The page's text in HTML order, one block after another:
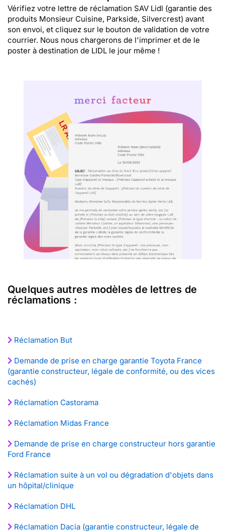
Vérifiez votre lettre de réclamation SAV Lidl (garantie des
produits Monsieur Cuisine, Parkside, Silvercrest) avant
son envoi, et cliquez sur le bouton de validation de votre
courrier. Nous nous chargerons de l'imprimer et de le
poster à destination de LIDL le jour même !
Quelques autres modèles de lettres de
réclamations :
Réclamation But
Demande de prise en charge garantie Toyota France
(garantie constructeur, légale de conformité, ou des vices
cachés)
Réclamation Castorama
Réclamation Midas France
Demande de prise en charge constructeur hors garantie
Ford France
Réclamation suite à un vol ou dégradation d'objets dans
un hôpital/clinique
Réclamation DHL
Réclamation Dacia (garantie constructeur, légale de